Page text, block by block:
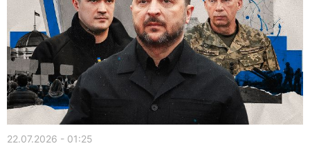
22.07.2026 - 01:25